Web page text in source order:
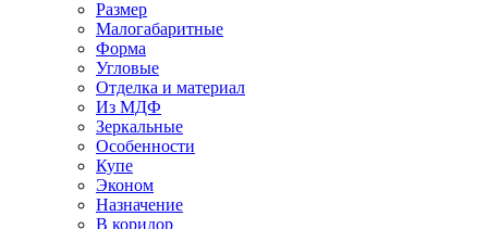
Размер
Малогабаритные
Форма
Угловые
Отделка и материал
Из МДФ
Зеркальные
Особенности
Купе
Эконом
Назначение
В коридор